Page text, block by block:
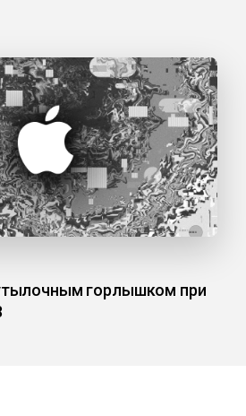
горлышком при